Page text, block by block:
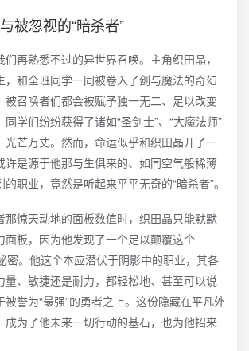
被忽视的“暗杀者”
再熟悉不过的异世界召唤。主角织田晶，
，和全班同学一同被卷入了剑与魔法的奇幻
被召唤者们都会被赋予独一无二、足以改变
学们纷纷获得了诸如“圣剑士”、“大魔法师”
光芒万丈。然而，命运似乎和织田晶开了一
许是源于他那与生俱来的、如同空气般稀薄
职业，竟然是听起来平平无奇的“暗杀者”。
那惊天动地的面板数值时，织田晶只能默默
面板，因为他发现了一个足以颠覆这个
密。他这个本应潜伏于阴影中的职业，其各
量、敏捷还是耐力，都轻松地、甚至可以说
誉为“最强”的勇者之上。这份隐藏在平凡外
成为了他未来一切行动的基石，也为他招来